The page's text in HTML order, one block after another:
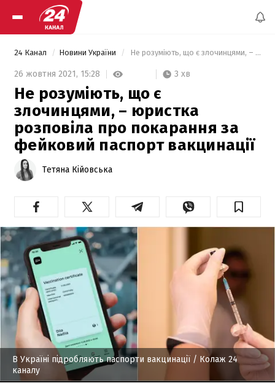
24 Канал Новини України Не розуміють, що є злочинцями, – юристка розповіла про покарання за фейковий паспорт вакцинації
26 жовтня 2021, 15:28 3 хв
Не розуміють, що є
злочинцями, – юристка
розповіла про покарання за
фейковий паспорт вакцинації
Тетяна Кійовська
В Україні підробляють паспорти вакцинації / Колаж 24
каналу